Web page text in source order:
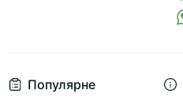
Популярне